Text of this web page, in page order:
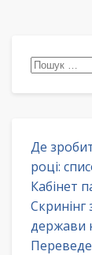
Пошук:
Де
році:
Кабінет
Скринінг
держави